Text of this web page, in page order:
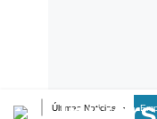
Últimas Noticias
Lo último